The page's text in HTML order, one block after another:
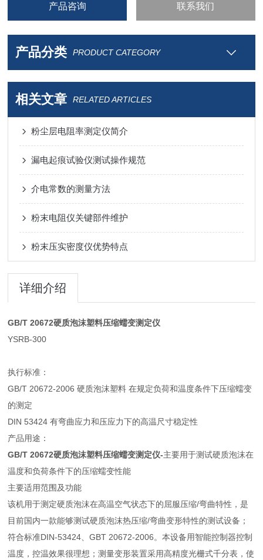
产品咨询 联系我们
产品分类 PRODUCT CATEGORY
相关文章 RELATED ARTICLES
粉尘层电阻率测定仪简介
漏电起痕试验仪测试操作规范
介电常数的测量方法
粉末电阻仪关键部件维护
粉末压实密度仪优势特点
详细介绍
GB/T 20672硬质泡沫塑料压缩蠕变测定仪
YSRB-300
执行标准：
GB/T 20672-2006 硬质泡沫塑料 在规定负荷和温度条件下压缩蠕变
的测定
DIN 53424 有弯曲应力和压应力下的高温尺寸稳定性
产品用途：
GB/T 20672硬质泡沫塑料压缩蠕变测定仪-主要用于测试硬质泡沫在
温度和负荷条件下的压缩蠕变性能
主要适用范围及功能
该机用于测定硬质泡沫在高温空气状态下的屈服压缩/弯曲特性，是
目前国内一款能够测试硬质泡沫热压缩/弯曲变形特性的测试设备；
符合标准DIN-53424、GBT 20672-2006。本设备用智能控制器控制
温度，控温效果很理想；测量变形装置采用高精度光栅式千分表，使